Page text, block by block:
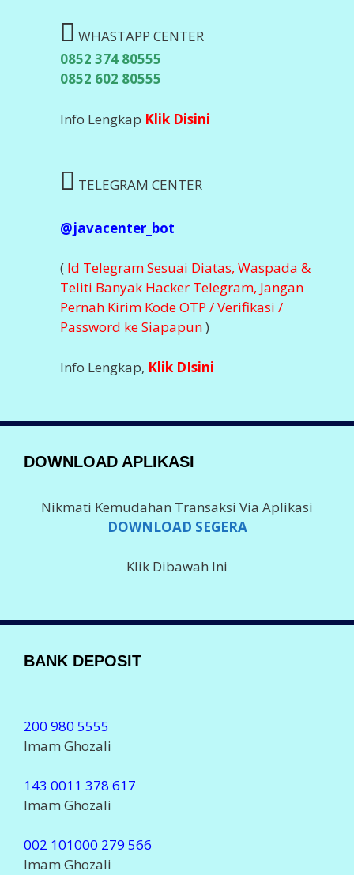
WHASTAPP CENTER
0852 374 80555
0852 602 80555
Info Lengkap Klik Disini
TELEGRAM CENTER
@javacenter_bot
( Id Telegram Sesuai Diatas, Waspada &
Teliti Banyak Hacker Telegram, Jangan
Pernah Kirim Kode OTP / Verifikasi /
Password ke Siapapun)
Info Lengkap, Klik DIsini
DOWNLOAD APLIKASI
Nikmati Kemudahan Transaksi Via Aplikasi
DOWNLOAD SEGERA
Klik Dibawah Ini
BANK DEPOSIT
200 980 5555
Imam Ghozali
143 0011 378 617
Imam Ghozali
002 101000 279 566
Imam Ghozali